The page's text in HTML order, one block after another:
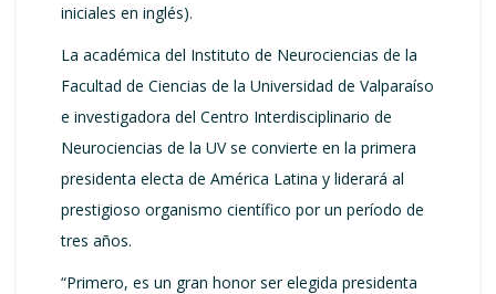
iniciales en inglés).
La académica del Instituto de Neurociencias de la
Facultad de Ciencias de la Universidad de Valparaíso
e investigadora del Centro Interdisciplinario de
Neurociencias de la UV se convierte en la primera
presidenta electa de América Latina y liderará al
prestigioso organismo científico por un período de
tres años.
“Primero, es un gran honor ser elegida presidenta